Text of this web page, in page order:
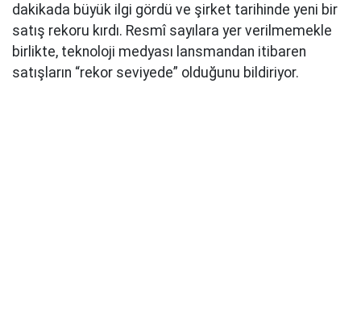
dakikada büyük ilgi gördü ve şirket tarihinde yeni bir
satış rekoru kırdı. Resmî sayılara yer verilmemekle
birlikte, teknoloji medyası lansmandan itibaren
satışların “rekor seviyede” olduğunu bildiriyor.